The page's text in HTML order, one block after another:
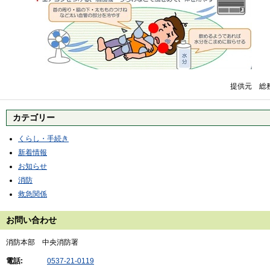
提供元 総務省消
カテゴリー
くらし・手続き
新着情報
お知らせ
消防
救急関係
お問い合わせ
消防本部 中央消防署
電話: 0537-21-0119